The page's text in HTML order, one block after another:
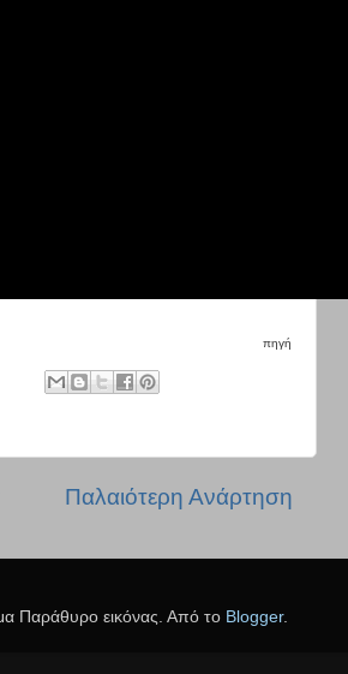
πηγή
Παλαιότερη Ανάρτηση
Παράθυρο εικόνας. Από το Blogger.